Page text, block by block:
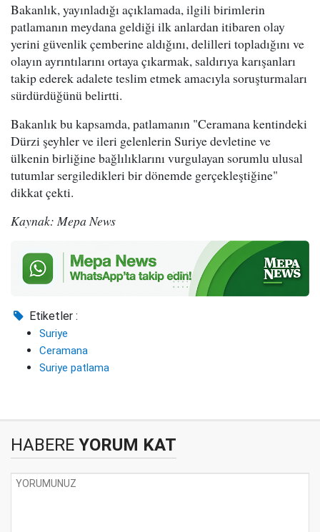
Bakanlık, yayınladığı açıklamada, ilgili birimlerin
patlamanın meydana geldiği ilk anlardan itibaren olay
yerini güvenlik çemberine aldığını, delilleri topladığını ve
olayın ayrıntılarını ortaya çıkarmak, saldırıya karışanları
takip ederek adalete teslim etmek amacıyla soruşturmaları
sürdürdüğünü belirtti.
Bakanlık bu kapsamda, patlamanın "Ceramana kentindeki
Dürzi şeyhler ve ileri gelenlerin Suriye devletine ve
ülkenin birliğine bağlılıklarını vurgulayan sorumlu ulusal
tutumlar sergiledikleri bir dönemde gerçekleştiğine"
dikkat çekti.
Kaynak: Mepa News
Etiketler :
Suriye
Ceramana
Suriye patlama
HABERE YORUM KAT